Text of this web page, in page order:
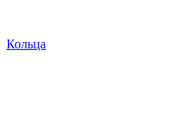
Кольца